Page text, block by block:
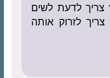
צריך לדעת לשים
צריך לזרוק אותה